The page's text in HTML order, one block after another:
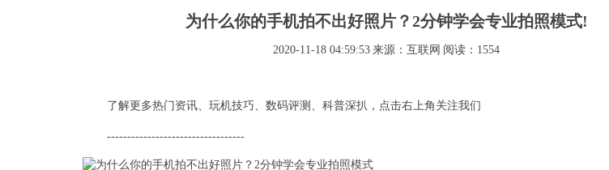
为什么你的手机拍不出好照片？2分钟学会专业拍照模式!
2020-11-18 04:59:53 来源：互联网 阅读：1554
了解更多热门资讯、玩机技巧、数码评测、科普深扒，点击右上角关注我们
----------------------------------